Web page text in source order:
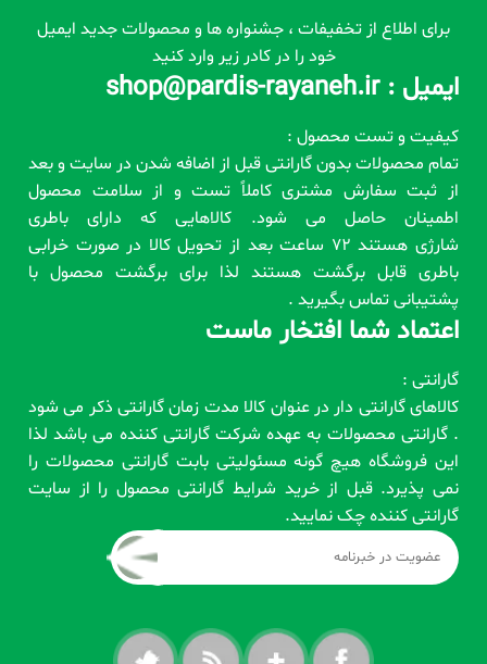
برای اطلاع از تخفیفات ، جشنواره ها و محصولات جدید ایمیل
خود را در کادر زیر وارد کنید
ایمیل : shop@pardis-rayaneh.ir
کیفیت و تست محصول :
تمام محصولات بدون گارانتی قبل از اضافه شدن در سایت و بعد
از ثبت سفارش مشتری کاملاً تست و از سلامت محصول
اطمینان حاصل می شود. کالاهایی که دارای باطری
شارژی هستند 72 ساعت بعد از تحویل کالا در صورت خرابی
باطری قابل برگشت هستند لذا برای برگشت محصول با
پشتیبانی تماس بگیرید .
اعتماد شما افتخار ماست
گارانتی :
کالاهای گارانتی دار در عنوان کالا مدت زمان گارانتی ذکر می شود
. گارانتی محصولات به عهده شرکت گارانتی کننده می باشد لذا
این فروشگاه هیچ گونه مسئولیتی بابت گارانتی محصولات را
نمی پذیرد. قبل از خرید شرایط گارانتی محصول را از سایت
گارانتی کننده چک نمایید.